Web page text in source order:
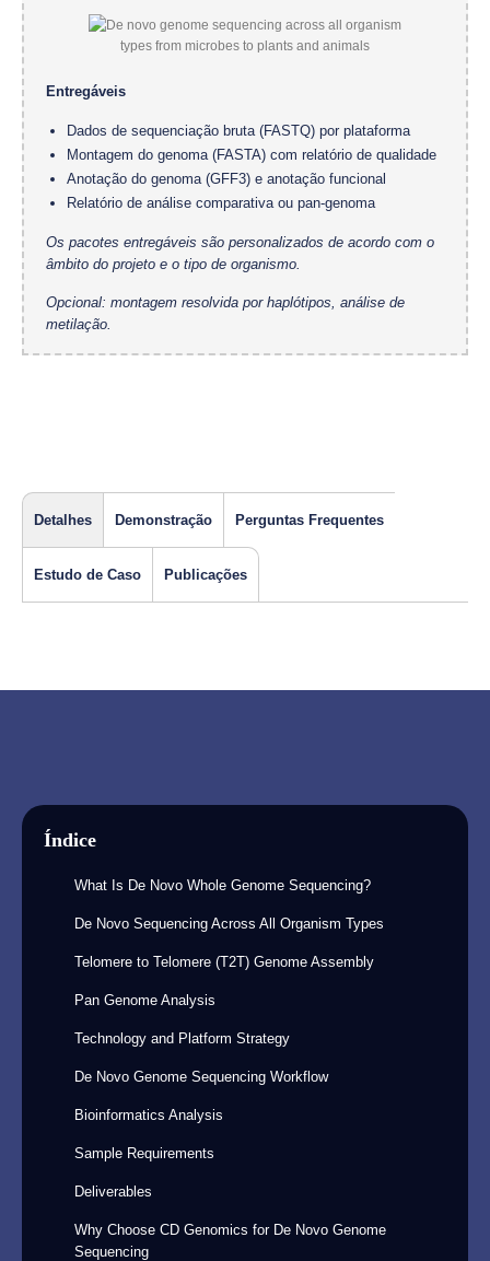
Entregáveis
Dados de sequenciação bruta (FASTQ) por plataforma
Montagem do genoma (FASTA) com relatório de qualidade
Anotação do genoma (GFF3) e anotação funcional
Relatório de análise comparativa ou pan-genoma
Os pacotes entregáveis são personalizados de acordo com o
âmbito do projeto e o tipo de organismo.
Opcional: montagem resolvida por haplótipos, análise de
metilação.
Detalhes Demonstração Perguntas Frequentes
Estudo de Caso Publicações
Índice
What Is De Novo Whole Genome Sequencing?
De Novo Sequencing Across All Organism Types
Telomere to Telomere (T2T) Genome Assembly
Pan Genome Analysis
Technology and Platform Strategy
De Novo Genome Sequencing Workflow
Bioinformatics Analysis
Sample Requirements
Deliverables
Why Choose CD Genomics for De Novo Genome
Sequencing